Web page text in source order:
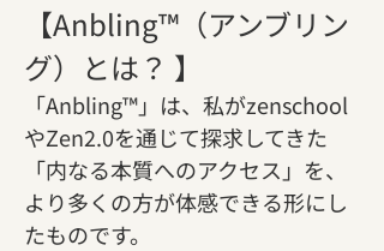
【Anbling™（アンブリン
グ）とは？ 】
「Anbling™」は、私がzenschool
やZen2.0を通じて探求してきた
「内なる本質へのアクセス」を、
より多くの方が体感できる形にし
たものです。